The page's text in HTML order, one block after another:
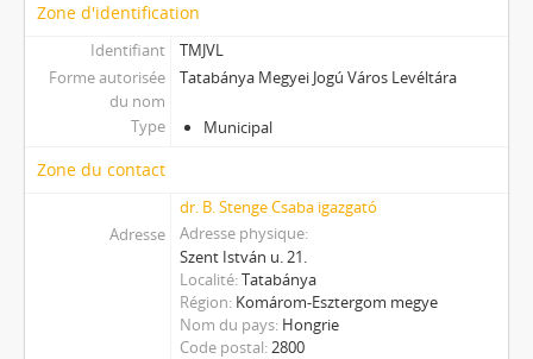
Zone d'identification
Identifiant
TMJVL
Forme autorisée
du nom
Tatabánya Megyei Jogú Város Levéltára
Type Municipal
Zone du contact
dr. B. Stenge Csaba igazgató
Adresse
Adresse physique
Szent István u. 21.
Localité Tatabánya
Région Komárom-Esztergom megye
Nom du pays Hongrie
Code postal 2800